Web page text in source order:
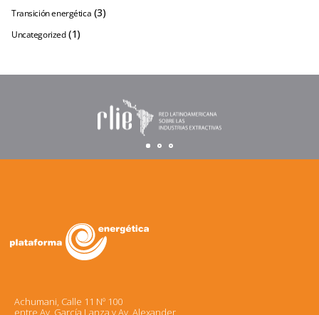
Transición energética (3)
Uncategorized (1)
Achumani, Calle 11 Nº 100
entre Av. García Lanza y Av. Alexander